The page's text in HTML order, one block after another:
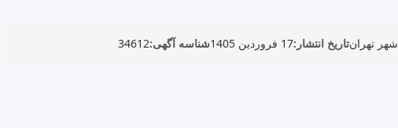
شهر تهرانتاریخ انتشار:17 فروردین 1405 شناسه آگهی:34612